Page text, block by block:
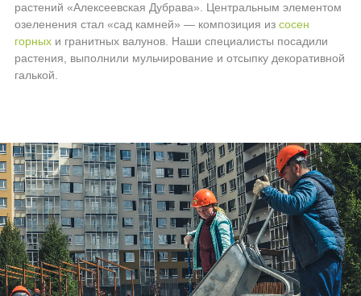
растений «Алексеевская Дубрава». Центральным элементом
озеленения стал «сад камней» — композиция из сосен
горных и гранитных валунов. Наши специалисты посадили
растения, выполнили мульчирование и отсыпку декоративной
галькой.